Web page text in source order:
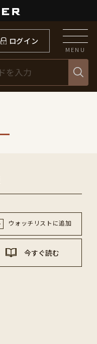
ログイン
MENU
ウォッチリストに追加
今すぐ読む